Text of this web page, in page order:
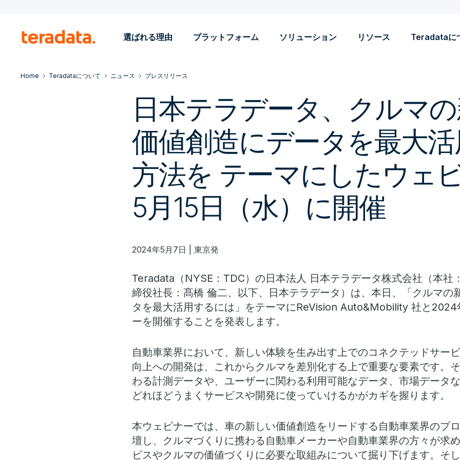
選ばれる理由 プラットフォーム ソリューション リソース Teradataに
Home Teradataについて ニュース プレスリリース
日本テラデータ、クルマ
価値創造にデータを最大
方法を テーマにしたウェ
5月15日（水）に開催
2024年5月7日 | 東京発
Teradata （NYSE：TDC）の日本法人 日本テラデータ株式会社（本社
締役社長：髙橋 倫二、以下、日本テラデータ）は、本日、「クルマの
タを最大活用するには」をテーマにReVision Auto&Mobility 社と2024
ーを開催することを発表します。
自動車業界において、新しい体験を生み出す上でのコネクテッドサー
向上への開発は、これからクルマを差別化する上で重要な要素です。
わる計測データや、ユーザーに関わる利用可能なデータ、市場データ
どれほどうまくサービスや開発に使っていけるかがカギを握ります。
本ウェビナーでは、車の新しい価値創造をリードする自動車業界のプ
壇し、クルマづくりに携わる自動車メーカーや自動車業界の方々が求
ビスやクルマの価値づくりに必要な取組みについて掘り下げます。そ